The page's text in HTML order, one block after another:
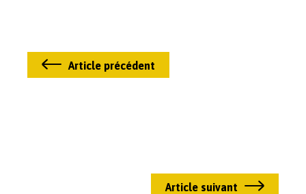
Article précédent
Article suivant